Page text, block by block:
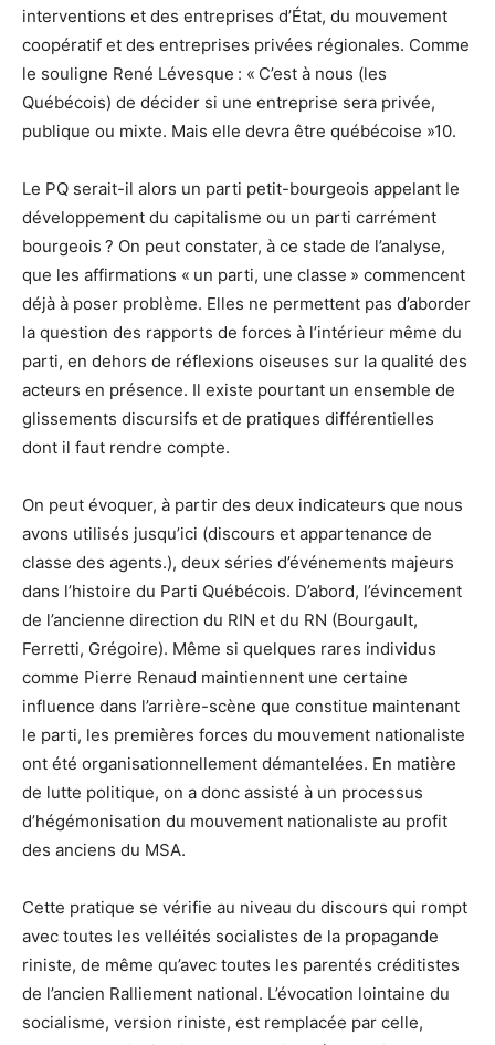
interventions et des entreprises d’État, du mouvement
coopératif et des entreprises privées régionales. Comme
le souligne René Lévesque : « C’est à nous (les
Québécois) de décider si une entreprise sera privée,
publique ou mixte. Mais elle devra être québécoise »10.
Le PQ serait-il alors un parti petit-bourgeois appelant le
développement du capitalisme ou un parti carrément
bourgeois ? On peut constater, à ce stade de l’analyse,
que les affirmations « un parti, une classe » commencent
déjà à poser problème. Elles ne permettent pas d’aborder
la question des rapports de forces à l’intérieur même du
parti, en dehors de réflexions oiseuses sur la qualité des
acteurs en présence. Il existe pourtant un ensemble de
glissements discursifs et de pratiques différentielles
dont il faut rendre compte.
On peut évoquer, à partir des deux indicateurs que nous
avons utilisés jusqu’ici (discours et appartenance de
classe des agents.), deux séries d’événements majeurs
dans l’histoire du Parti Québécois. D’abord, l’évincement
de l’ancienne direction du RIN et du RN (Bourgault,
Ferretti, Grégoire). Même si quelques rares individus
comme Pierre Renaud maintiennent une certaine
influence dans l’arrière-scène que constitue maintenant
le parti, les premières forces du mouvement nationaliste
ont été organisationnellement démantelées. En matière
de lutte politique, on a donc assisté à un processus
d’hégémonisation du mouvement nationaliste au profit
des anciens du MSA.
Cette pratique se vérifie au niveau du discours qui rompt
avec toutes les velléités socialistes de la propagande
riniste, de même qu’avec toutes les parentés créditistes
de l’ancien Ralliement national. L’évocation lointaine du
socialisme, version riniste, est remplacée par celle,